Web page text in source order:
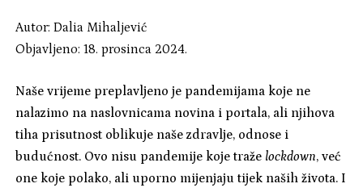
Autor:Dalia Mihaljević
Objavljeno: 18. prosinca 2024.
Naše vrijeme preplavljeno je pandemijama koje ne
nalazimo na naslovnicama novina i portala, ali njihova
tiha prisutnost oblikuje naše zdravlje, odnose i
budućnost. Ovo nisu pandemije koje traže lockdown, već
one koje polako, ali uporno mijenjaju tijek naših života. I